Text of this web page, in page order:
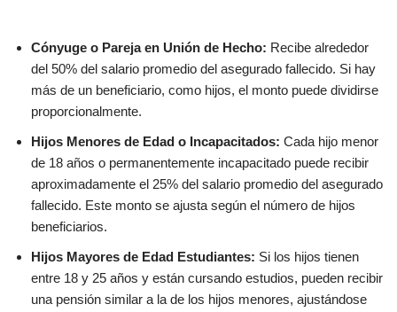
Cónyuge o Pareja en Unión de Hecho: Recibe alrededor
del 50% del salario promedio del asegurado fallecido. Si hay
más de un beneficiario, como hijos, el monto puede dividirse
proporcionalmente.
Hijos Menores de Edad o Incapacitados: Cada hijo menor
de 18 años o permanentemente incapacitado puede recibir
aproximadamente el 25% del salario promedio del asegurado
fallecido. Este monto se ajusta según el número de hijos
beneficiarios.
Hijos Mayores de Edad Estudiantes: Si los hijos tienen
entre 18 y 25 años y están cursando estudios, pueden recibir
una pensión similar a la de los hijos menores, ajustándose